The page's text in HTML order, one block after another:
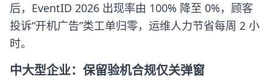
后，EventID 2026 出现率由 100% 降至 0%，顾客
投诉“开机广告”类工单归零，运维人力节省每周 2 小
时。
中大型企业：保留验机合规仅关弹窗